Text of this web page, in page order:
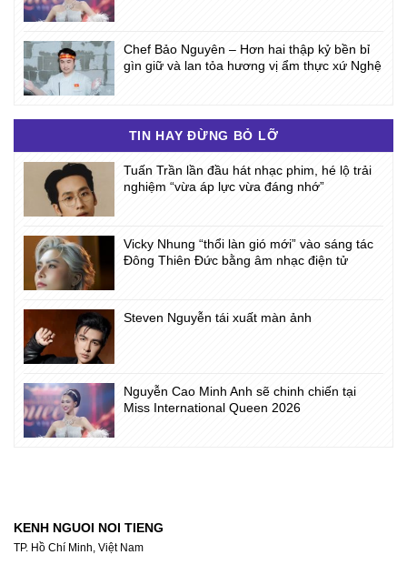
Chef Bảo Nguyên – Hơn hai thập kỷ bền bỉ
gìn giữ và lan tỏa hương vị ẩm thực xứ Nghệ
TIN HAY ĐỪNG BỎ LỠ
Tuấn Trần lần đầu hát nhạc phim, hé lộ trải
nghiệm “vừa áp lực vừa đáng nhớ”
Vicky Nhung “thổi làn gió mới” vào sáng tác
Đông Thiên Đức bằng âm nhạc điện tử
Steven Nguyễn tái xuất màn ảnh
Nguyễn Cao Minh Anh sẽ chinh chiến tại
Miss International Queen 2026
KENH NGUOI NOI TIENG
TP. Hồ Chí Minh, Việt Nam